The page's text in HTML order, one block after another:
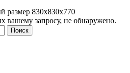
размер 830х830х770
вашему запросу, не обнаружено.
Поиск